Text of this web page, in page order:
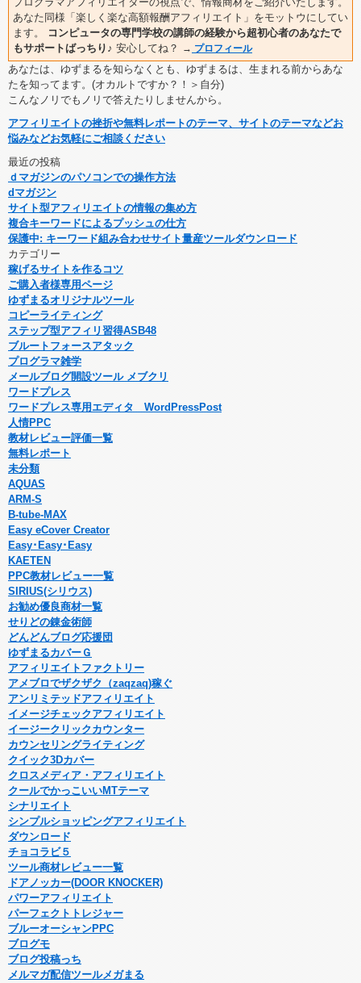
あなた同様「楽しく楽な高額報酬アフィリエイト」をモットウにしてい
ます。
コンピュータの専門学校の講師の経験から超初心者のあなたで
もサポートばっちり♪ 安心してね？ → プロフィール
あなたは、ゆずまるを知らなくとも、ゆずまるは、生まれる前からあな
たを知ってます。(オカルトですか？！＞自分)
こんなノリでもノリで答えたりしませんから。
アフィリエイトの挫折や無料レポートのテーマ、サイトのテーマなどお
悩みなどお気軽にご相談ください
最近の投稿
ｄマガジンのパソコンでの操作方法
dマガジン
サイト型アフィリエイトの情報の集め方
複合キーワードによるプッシュの仕方
保護中: キーワード組み合わせサイト量産ツールダウンロード
カテゴリー
稼げるサイトを作るコツ
ご購入者様専用ページ
ゆずまるオリジナルツール
コピーライティング
ステップ型アフィリ習得ASB48
ブルートフォースアタック
プログラマ雑学
メールブログ開設ツール メブクリ
ワードプレス
ワードプレス専用エディタ WordPressPost
人情PPC
教材レビュー評価一覧
無料レポート
未分類
AQUAS
ARM-S
B-tube-MAX
Easy eCover Creator
Easy･Easy･Easy
KAETEN
PPC教材レビュー一覧
SIRIUS(シリウス)
お勧め優良商材一覧
せりどの錬金術師
どんどんブログ応援団
ゆずまるカバーＧ
アフィリエイトファクトリー
アメブロでザクザク（zaqzaq)稼ぐ
アンリミテッドアフィリエイト
イメージチェックアフィリエイト
イージークリックカウンター
カウンセリングライティング
クイック3Dカバー
クロスメディア・アフィリエイト
クールでかっこいいMTテーマ
シナリエイト
シンプルショッピングアフィリエイト
ダウンロード
チョコラビ５
ツール商材レビュー一覧
ドアノッカー(DOOR KNOCKER)
パワーアフィリエイト
パーフェクトトレジャー
ブルーオーシャンPPC
ブログモ
ブログ投稿っち
メルマガ配信ツールメガまる